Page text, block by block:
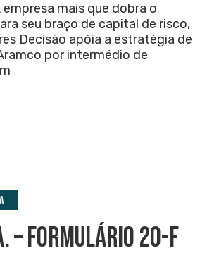
empresa mais que dobra o
seu braço de capital de risco,
Decisão apóia a estratégia de
por intermédio de
– FORMULÁRIO 20-F